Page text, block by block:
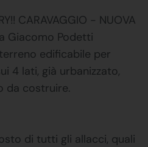
CARAVAGGIO - NUOVA
Giacomo Podetti
edificabile per
4 lati, già urbanizzato,
da costruire.
di tutti gli allacci, quali